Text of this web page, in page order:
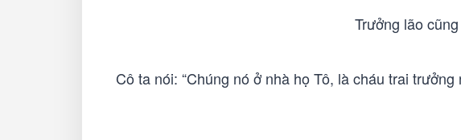
Trưởng lão
Cô ta nói: “Chúng nó ở nhà họ Tô, là cháu trai